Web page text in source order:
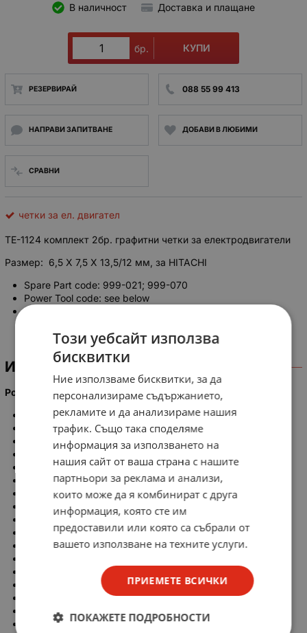
В наличност Доставка и плащане
бр. КУПИ
РЕЗЕРВИРАЙ 088 55 99 413
НАПРАВИ ЗАПИТВАНЕ ДОБАВИ В ЛЮБИМИ
СРАВНИ
четки за ел. двигател
TE-1124 комплект 2бр. графитни четки за електродвигатели
Размер: 6,5 X 7,5 X 13,5/12 мм, за HITACHI
Spare Part code: 999-021; 999-070
Power Tool code: see below
Size: 6.5*7.5*13.5/12mm
ИНФОРМАЦИЯ
Power Tool code:
CE 16SA
CN16SA
D1 0YB
G10SK2
G12SR2
PDA100G
W6VA4
Този уебсайт използва
бисквитки
Ние използваме бисквитки, за да
персонализираме съдържанието,
рекламите и да анализираме нашия
трафик. Също така споделяме
информация за използването на
нашия сайт от ваша страна с нашите
партньори за реклама и анализи,
които може да я комбинират с друга
информация, която сте им
предоставили или която са събрали от
вашето използване на техните услуги.
ПРИЕМЕТЕ ВСИЧКИ
ПОКАЖЕТЕ ПОДРОБНОСТИ